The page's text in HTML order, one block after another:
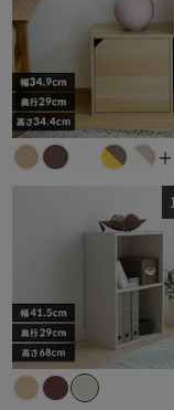
＋